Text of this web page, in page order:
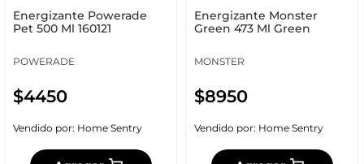
Energizante Powerade
Pet 500 Ml 160121
POWERADE
$4450
Vendido por: Home Sentry
Energizante Monster
Green 473 Ml Green
MONSTER
$8950
Vendido por: Home Sentry